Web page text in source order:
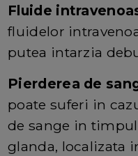
Fluide
fluidelor
putea intarzia
Pierderea de
poate suferi in
de sange in
glanda, localizata